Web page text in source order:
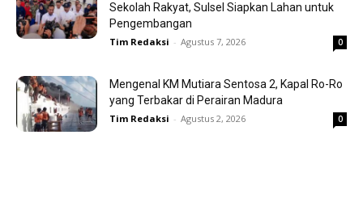
Sekolah Rakyat, Sulsel Siapkan Lahan untuk
Pengembangan
Tim Redaksi - Agustus 7, 2026 0
Mengenal KM Mutiara Sentosa 2, Kapal Ro-Ro
yang Terbakar di Perairan Madura
Tim Redaksi - Agustus 2, 2026 0